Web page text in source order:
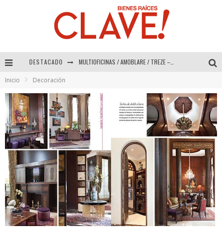
DESTACADO MULTIOFICINAS / AMOBLARE / TREZE – Especial Interiorismo & Decoración 2026
COLINEAL – Especial Interiorismo & Decoración 2026
ADRIANA HOYOS DESIGN STUDIO – Especial Interiorismo & Decoración 2026
Inicio Decoración